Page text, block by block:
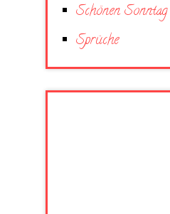
Schönen Sonntag
Sprüche